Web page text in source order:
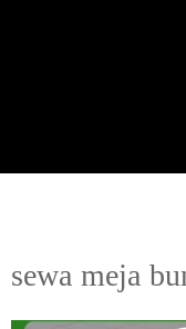
sewa meja